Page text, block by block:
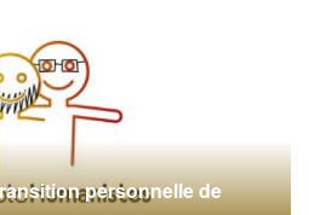
personnelle de